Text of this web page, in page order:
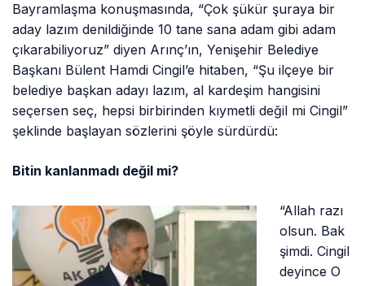
Bayramlaşma konuşmasında, “Çok şükür şuraya bir
aday lazım denildiğinde 10 tane sana adam gibi adam
çıkarabiliyoruz” diyen Arınç’ın, Yenişehir Belediye
Başkanı Bülent Hamdi Cingil’e hitaben, “Şu ilçeye bir
belediye başkan adayı lazım, al kardeşim hangisini
seçersen seç, hepsi birbirinden kıymetli değil mi Cingil”
şeklinde başlayan sözlerini şöyle sürdürdü:
Bitin kanlanmadı değil mi?
“Allah razı
olsun. Bak
şimdi. Cingil
deyince O